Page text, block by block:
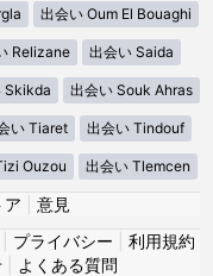
出会い Oum El Bouaghi
Relizane 出会い Saida
Skikda 出会い Souk Ahras
い Tiaret 出会い Tindouf
Ouzou 出会い Tlemcen
ア
意見
プライバシー
利用規約
| よくある質問